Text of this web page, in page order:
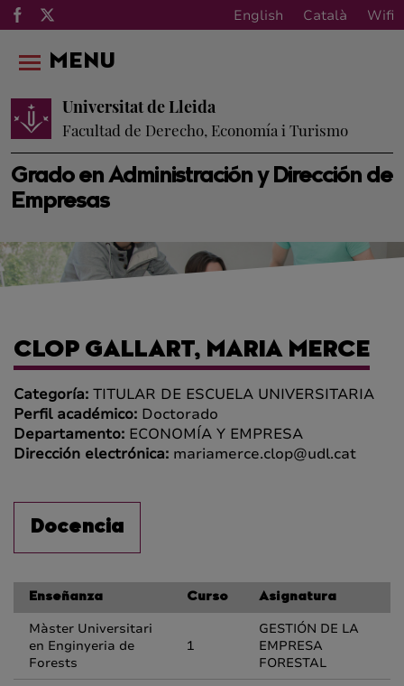
English Català Wifi
Grado en Administración y Dirección de
Empresas
Universitat de Lleida
Facultad de Derecho, Economía i Turismo
MENU
CLOP GALLART, MARIA MERCE
Categoría: TITULAR DE ESCUELA UNIVERSITARIA
Perfil académico: Doctorado
Departamento: ECONOMÍA Y EMPRESA
Dirección electrónica: mariamerce.clop@udl.cat
Docencia
Enseñanza Curso Asignatura
Màster Universitari
en Enginyeria de
Forests
1
GESTIÓN DE LA
EMPRESA
FORESTAL